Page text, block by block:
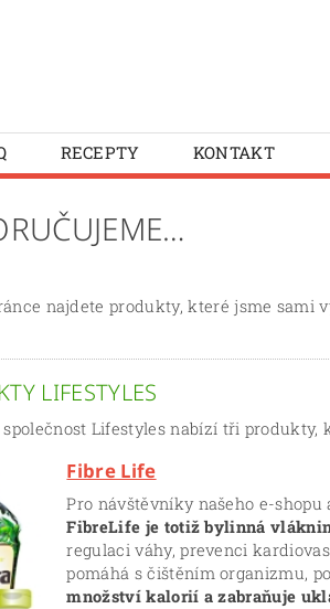
RECEPTY KONTAKT
najdete produkty, které jsme sami
LIFESTYLES
společnost Lifestyles nabízí tři
Fibre Life
Pro návštěvníky našeho e-
FibreLife je totiž bylinná
regulaci váhy, prevenci
pomáhá s čištěním organizmu,
množství kalorií a zabraňuje